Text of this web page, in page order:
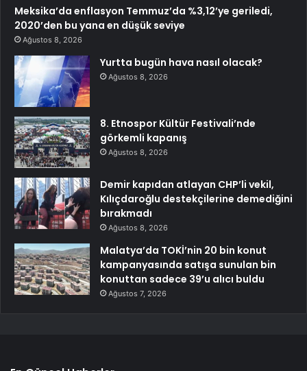
Meksika’da enflasyon Temmuz’da %3,12’ye geriledi,
2020’den bu yana en düşük seviye
Ağustos 8, 2026
Yurtta bugün hava nasıl olacak?
Ağustos 8, 2026
8. Etnospor Kültür Festivali’nde
görkemli kapanış
Ağustos 8, 2026
Demir kapıdan atlayan CHP’li vekil,
Kılıçdaroğlu destekçilerine demediğini
bırakmadı
Ağustos 8, 2026
Malatya’da TOKİ’nin 20 bin konut
kampanyasında satışa sunulan bin
konuttan sadece 39’u alıcı buldu
Ağustos 7, 2026